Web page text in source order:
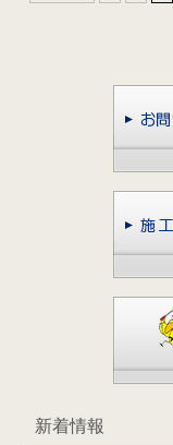
新着情報